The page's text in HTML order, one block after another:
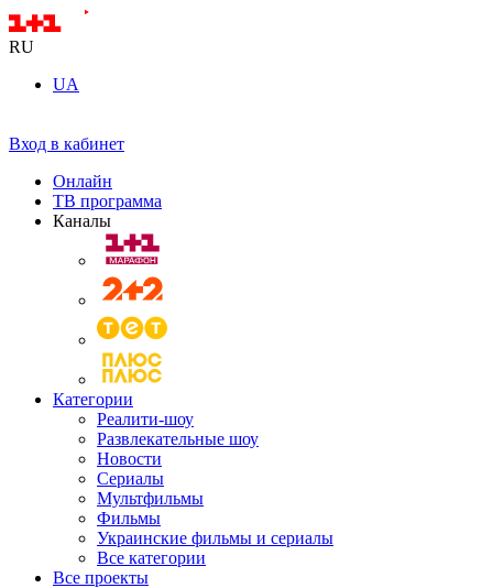
RU
UA
Вход в кабинет
Онлайн
ТВ программа
Каналы
Категории
Реалити-шоу
Развлекательные шоу
Новости
Сериалы
Мультфильмы
Фильмы
Украинские фильмы и сериалы
Все категории
Все проекты